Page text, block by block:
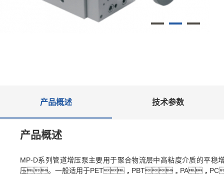
产品概述 技术参数
产品概述
MP-D系列管道增压泵主要用于聚合物流层中高粘度介质的
压。一般适用于PET，PBT，PA，